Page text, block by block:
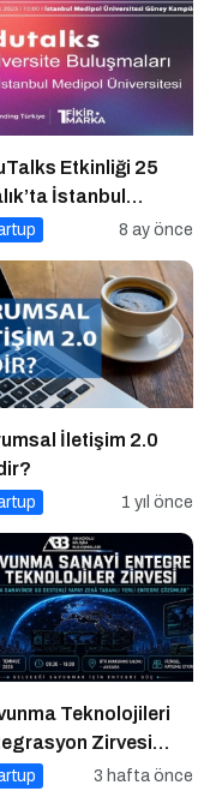
Etkinliği 25
İstanbul
8 ay önce
İletişim 2.0
1 yıl önce
Teknolojileri
Zirvesi
3 hafta önce